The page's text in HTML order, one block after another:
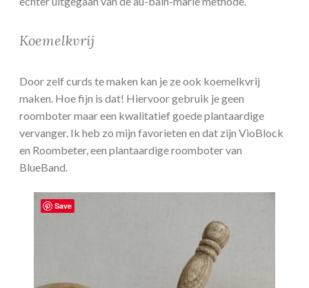
Koemelkvrij
Door zelf curds te maken kan je ze ook koemelkvrij
maken. Hoe fijn is dat! Hiervoor gebruik je geen
roomboter maar een kwalitatief goede plantaardige
vervanger. Ik heb zo mijn favorieten en dat zijn VioBlock
en Roombeter, een plantaardige roomboter van
BlueBand.
Save